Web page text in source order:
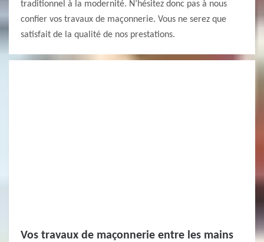
traditionnel à la modernité. N’hésitez donc pas à nous
confier vos travaux de maçonnerie. Vous ne serez que
satisfait de la qualité de nos prestations.
Vos travaux de maçonnerie entre les mains